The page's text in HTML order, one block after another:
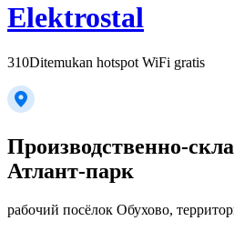
Elektrostal
310Ditemukan hotspot WiFi gratis
Производственно-
Атлант-парк
рабочий посёлок Обухово,